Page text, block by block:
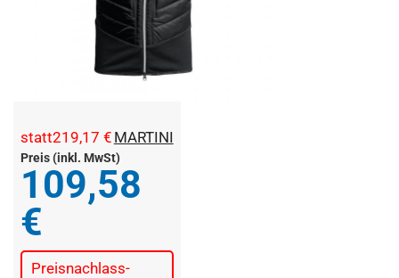
MARTINI
statt219,17 €
Preis (inkl. MwSt)
109,58
€
Preisnachlass-